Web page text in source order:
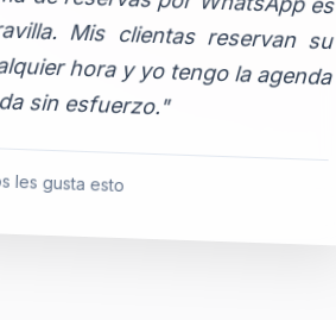
sin esfuerzo."
les gusta esto